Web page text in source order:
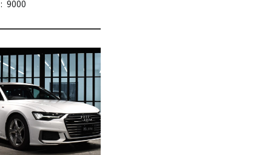
: 9000